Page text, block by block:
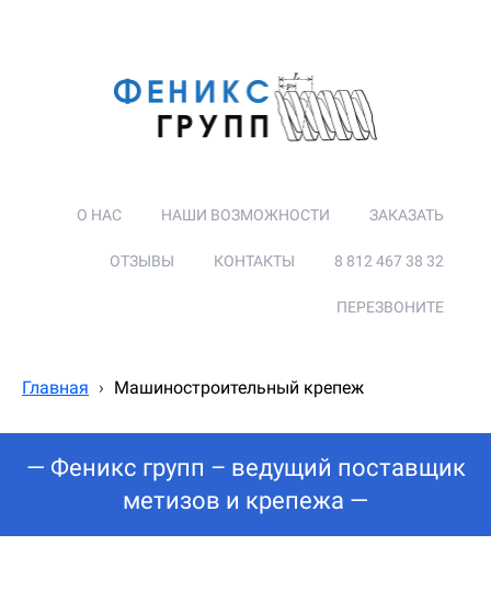
О НАС НАШИ ВОЗМОЖНОСТИ ЗАКАЗАТЬ
ОТЗЫВЫ КОНТАКТЫ 8 812 467 38 32
ПЕРЕЗВОНИТЕ
Главная › Машиностроительный крепеж
— Феникс групп – ведущий поставщик
метизов и крепежа —